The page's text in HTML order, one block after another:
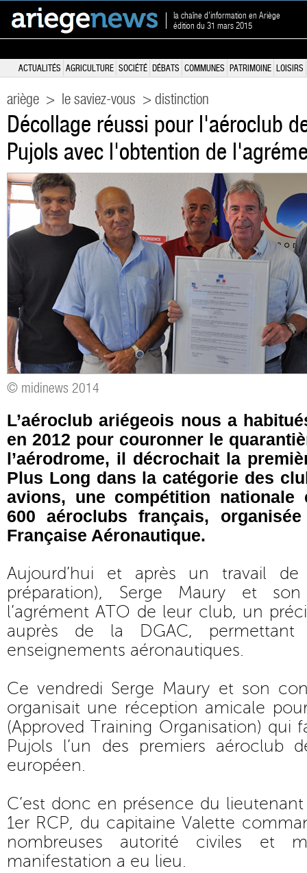
la chaîne d'information en Ariège
édition du 31 mars 2015
ACTUALITÉS AGRICULTURE SOCIÉTÉ DÉBATS COMMUNES PATRIMOINE LOISIRS
ariège > le saviez-vous > distinction
Décollage réussi pour l'aéroclub
Pujols avec l'obtention de
© midinews 2014
L’aéroclub ariégeois nous a
en 2012 pour couronner le
l’aérodrome, il décrochait la
Plus Long dans la catégorie des
avions, une compétition nationale
600 aéroclubs français,
Française Aéronautique.
Aujourd’hui et après un travail
préparation), Serge Maury et
l’agrément ATO de leur club, un
auprès de la DGAC, permettant
enseignements aéronautiques.
Ce vendredi Serge Maury et son
organisait une réception amicale
(Approved Training Organisation) qui
Pujols l’un des premiers aéroclub
européen.
C’est donc en présence du
1er RCP, du capitaine Valette
nombreuses autorité civiles et
manifestation a eu lieu.